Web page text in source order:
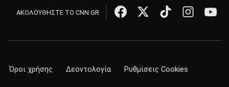
ΑΚΟΛΟΥΘΗΣΤΕ ΤΟ CNN.GR
Όροι χρήσης Δεοντολογία Ρυθμίσεις Cookies